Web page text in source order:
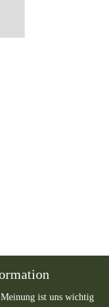
ist uns wichtig